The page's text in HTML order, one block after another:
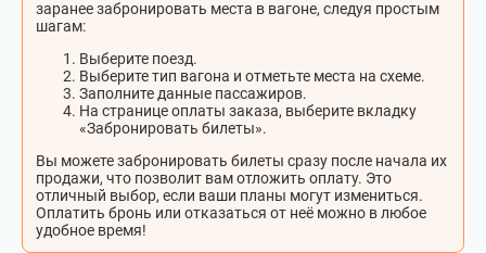
заранее забронировать места в вагоне, следуя простым
шагам:
Выберите поезд.
Выберите тип вагона и отметьте места на схеме.
Заполните данные пассажиров.
На странице оплаты заказа, выберите вкладку
«Забронировать билеты».
Вы можете забронировать билеты сразу после начала их
продажи, что позволит вам отложить оплату. Это
отличный выбор, если ваши планы могут измениться.
Оплатить бронь или отказаться от неё можно в любое
удобное время!